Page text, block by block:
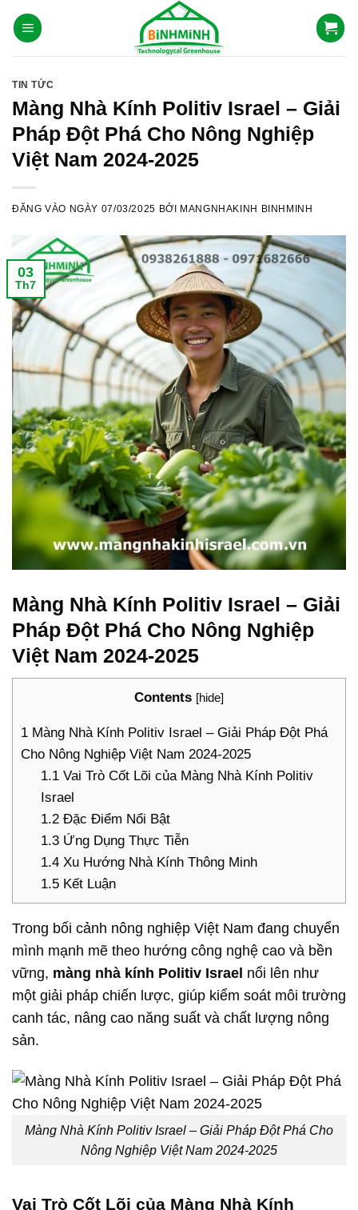
Skip
content
TIN TỨC
Màng Nhà Kính Politiv Israel – Giải
Pháp Đột Phá Cho Nông Nghiệp
Việt Nam 2024-2025
ĐĂNG VÀO NGÀY 07/03/2025 BỞI MANGNHAKINH BINHMINH
03
Th7
Màng Nhà Kính Politiv Israel – Giải
Pháp Đột Phá Cho Nông Nghiệp
Việt Nam 2024-2025
Contents [hide]
1 Màng Nhà Kính Politiv Israel – Giải Pháp Đột Phá
Cho Nông Nghiệp Việt Nam 2024-2025
1.1 Vai Trò Cốt Lõi của Màng Nhà Kính Politiv
Israel
1.2 Đặc Điểm Nổi Bật
1.3 Ứng Dụng Thực Tiễn
1.4 Xu Hướng Nhà Kính Thông Minh
1.5 Kết Luận
Trong bối cảnh nông nghiệp Việt Nam đang chuyển
mình mạnh mẽ theo hướng công nghệ cao và bền
vững, màng nhà kính Politiv Israel nổi lên như
một giải pháp chiến lược, giúp kiểm soát môi trường
canh tác, nâng cao năng suất và chất lượng nông
sản.
Màng Nhà Kính Politiv Israel – Giải Pháp Đột Phá Cho
Nông Nghiệp Việt Nam 2024-2025
Vai Trò Cốt Lõi của Màng Nhà Kính